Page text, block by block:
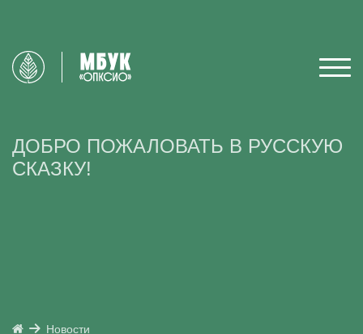
ДОБРО ПОЖАЛОВАТЬ В РУССКУЮ
СКАЗКУ!
Новости